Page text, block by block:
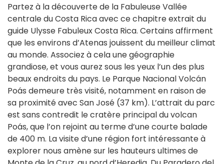
Partez à la découverte de la Fabuleuse Vallée
centrale du Costa Rica avec ce chapitre extrait du
guide Ulysse Fabuleux Costa Rica. Certains affirment
que les environs d’Atenas jouissent du meilleur climat
au monde. Associez à cela une géographie
grandiose, et vous aurez sous les yeux l’un des plus
beaux endroits du pays. Le Parque Nacional Volcán
Poás demeure très visité, notamment en raison de
sa proximité avec San José (37 km). L’attrait du parc
est sans contredit le cratère principal du volcan
Poás, que l’on rejoint au terme d’une courte balade
de 400 m. La visite d’une région fort intéressante à
explorer nous amène sur les hauteurs ultimes de